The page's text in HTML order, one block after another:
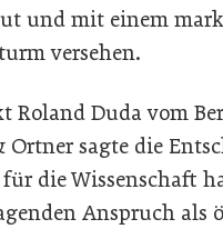
und mit einem
versehen.
Roland Duda vom
Ortner sagte die
für die Wissenschaft
Anspruch als